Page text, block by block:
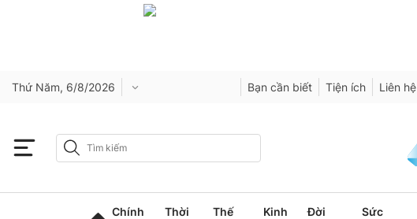
Thứ Năm, 6/8/2026 Bạn cần biết Tiện ích Liên hệ
Chính
Thời
Thế
Kinh
Đời
Sức